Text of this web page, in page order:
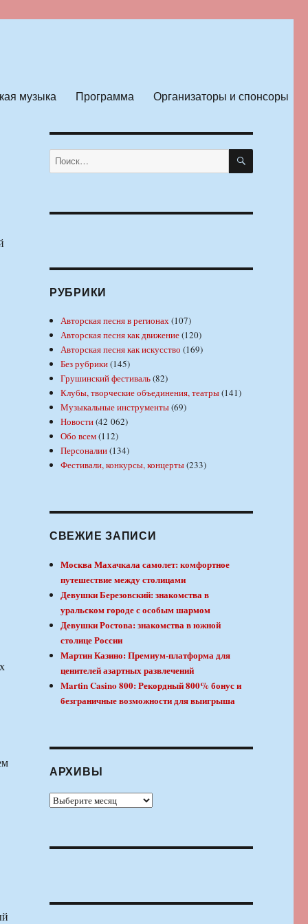
музыка Программа Организаторы и спонсоры
Искать: ПОИСК
РУБРИКИ
Авторская песня в регионах(107)
Авторская песня как движение(120)
Авторская песня как искусство (169)
Без рубрики(145)
Грушинский фестиваль(82)
Клубы, творческие объединения, театры(141)
Музыкальные инструменты(69)
Новости(42 062)
Обо всем(112)
Персоналии(134)
Фестивали, конкурсы, концерты(233)
СВЕЖИЕ ЗАПИСИ
Москва Махачкала самолет: комфортное
путешествие между столицами
Девушки Березовский: знакомства в
уральском городе с особым шармом
Девушки Ростова: знакомства в южной
столице России
Мартин Казино: Премиум-платформа для
ценителей азартных развлечений
Martin Casino 800: Рекордный 800% бонус и
безграничные возможности для выигрыша
АРХИВЫ
Архивы